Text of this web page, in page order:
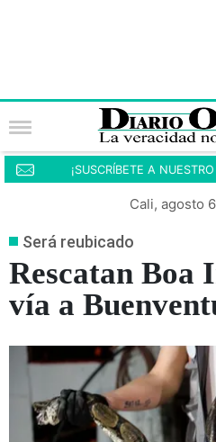
¡SUSCRÍBETE A
Cali, agosto
Será reubicado
Rescatan Boa
vía a